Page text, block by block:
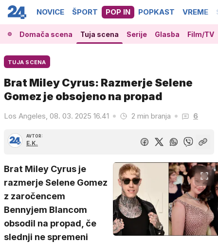
NOVICE ŠPORT POP IN POPKAST VREME
Domača scena Tuja scena Serije Glasba Film/TV
TUJA SCENA
Brat Miley Cyrus: Razmerje Selene
Gomez je obsojeno na propad
Los Angeles, 08. 03. 2025 16.41 2 min branja 6
AVTOR:
E.K.
Brat Miley Cyrus je
razmerje Selene Gomez
z zaročencem
Bennyjem Blancom
obsodil na propad, če
slednji ne spremeni